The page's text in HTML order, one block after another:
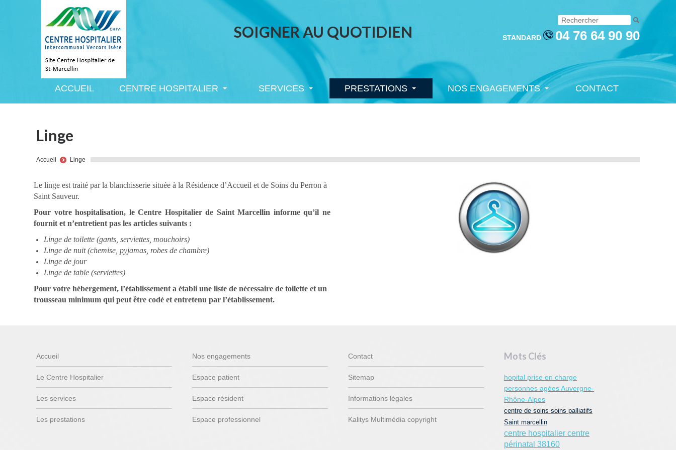
STANDARD 04 76 64 90 90
SOIGNER AU QUOTIDIEN
ACCUEIL CENTRE HOSPITALIER SERVICES PRESTATIONS NOS ENGAGEMENTS CONTACT
Linge
You are here:
Accueil Linge
Le linge est traité par la blanchisserie située à la Résidence d’Accueil et de Soins du Perron à
Saint Sauveur.
Pour votre hospitalisation, le Centre Hospitalier de Saint Marcellin informe qu’il ne
fournit et n’entretient pas les articles suivants :
Linge de toilette (gants, serviettes, mouchoirs)
Linge de nuit (chemise, pyjamas, robes de chambre)
Linge de jour
Linge de table (serviettes)
Pour votre hébergement, l’établissement a établi une liste de nécessaire de toilette et un
trousseau minimum qui peut être codé et entretenu par l’établissement.
Accueil
Le Centre Hospitalier
Les services
Les prestations
Nos engagements
Espace patient
Espace résident
Espace professionnel
Contact
Sitemap
Informations légales
Kalitys Multimédia copyright
Mots Clés
hopital prise en charge
personnes agées Auvergne-
Rhône-Alpes
centre de soins soins palliatifs
Saint marcellin
centre hospitalier centre
périnatal 38160